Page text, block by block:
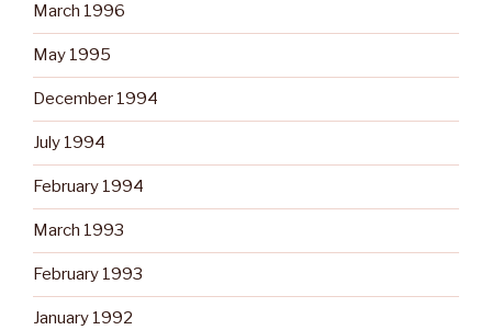
March 1996
May 1995
December 1994
July 1994
February 1994
March 1993
February 1993
January 1992